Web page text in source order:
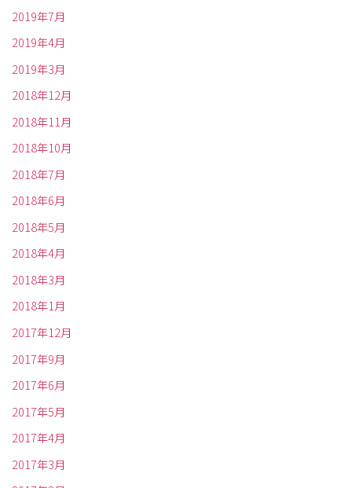
2019年7月
2019年4月
2019年3月
2018年12月
2018年11月
2018年10月
2018年7月
2018年6月
2018年5月
2018年4月
2018年3月
2018年1月
2017年12月
2017年9月
2017年6月
2017年5月
2017年4月
2017年3月